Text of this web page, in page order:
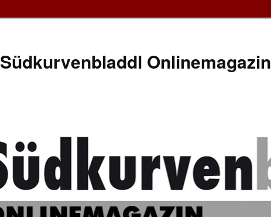
Südkurvenbladdl Onlinemagazin